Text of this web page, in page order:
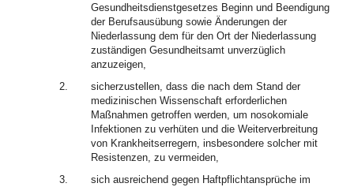
Gesundheitsdienstgesetzes Beginn und Beendigung
der Berufsausübung sowie Änderungen der
Niederlassung dem für den Ort der Niederlassung
zuständigen Gesundheitsamt unverzüglich
anzuzeigen,
2.
sicherzustellen, dass die nach dem Stand der
medizinischen Wissenschaft erforderlichen
Maßnahmen getroffen werden, um nosokomiale
Infektionen zu verhüten und die Weiterverbreitung
von Krankheitserregern, insbesondere solcher mit
Resistenzen, zu vermeiden,
3.
sich ausreichend gegen Haftpflichtansprüche im